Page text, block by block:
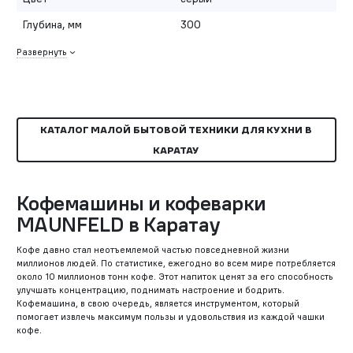
Глубина, мм
300
Развернуть
КАТАЛОГ МАЛОЙ БЫТОВОЙ ТЕХНИКИ ДЛЯ КУХНИ В
КАРАТАУ
Кофемашины и кофеварки
MAUNFELD в Каратау
Кофе давно стал неотъемлемой частью повседневной жизни
миллионов людей. По статистике, ежегодно во всем мире потребляется
около 10 миллионов тонн кофе. Этот напиток ценят за его способность
улучшать концентрацию, поднимать настроение и бодрить.
Кофемашина, в свою очередь, является инструментом, который
помогает извлечь максимум пользы и удовольствия из каждой чашки
кофе.